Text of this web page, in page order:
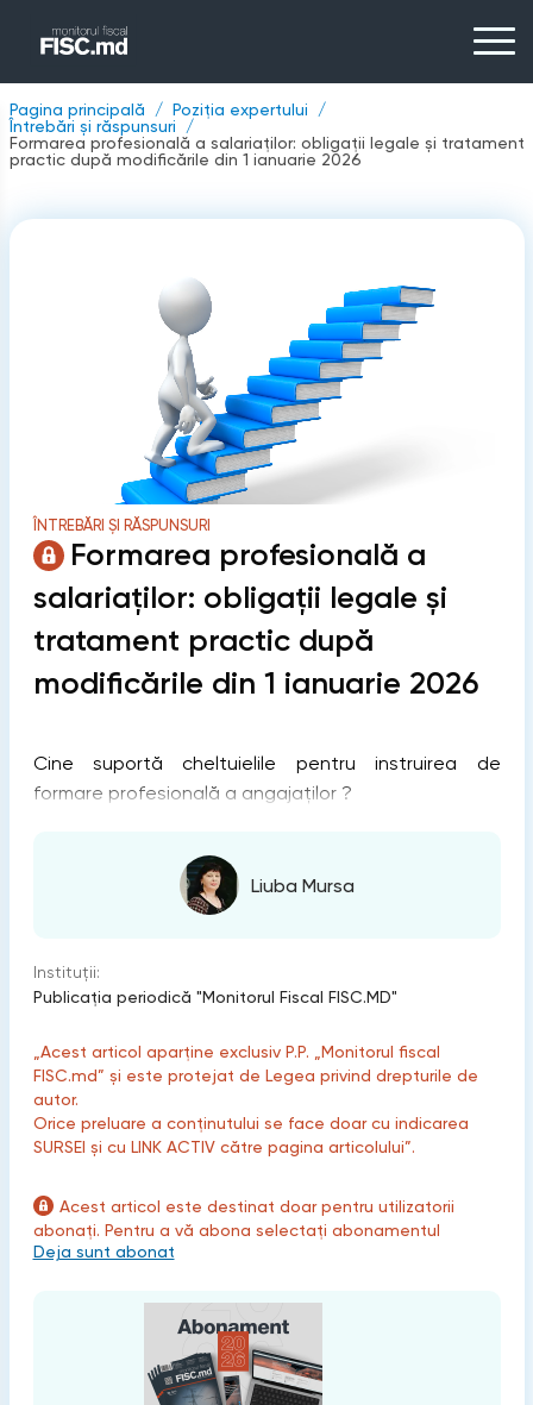
Pagina principală
Poziția expertului
Întrebări și răspunsuri
Formarea profesională a salariaților: obligații legale și tratament
practic după modificările din 1 ianuarie 2026
ÎNTREBĂRI ȘI RĂSPUNSURI
Formarea profesională a
salariaților: obligații legale și
tratament practic după
modificările din 1 ianuarie 2026
Cine suportă cheltuielile pentru instruirea de
formare profesională a angajaților ?
Liuba Mursa
Instituții:
Publicaţia periodică "Monitorul Fiscal FISC.MD"
„Acest articol aparține exclusiv P.P. „Monitorul fiscal
FISC.md” și este protejat de Legea privind drepturile de
autor.
Orice preluare a conținutului se face doar cu indicarea
SURSEI și cu LINK ACTIV către pagina articolului”.
Acest articol este destinat doar pentru utilizatorii
abonați. Pentru a vă abona selectați abonamentul
Deja sunt abonat